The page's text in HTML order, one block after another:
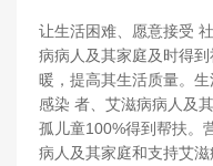
让生活困难、愿意接受
病病人及其家庭及时得
暖，提高其生活质量。
感染 者、艾滋病病人及
孤儿童100%得到帮扶。
病人及其家庭和支持艾